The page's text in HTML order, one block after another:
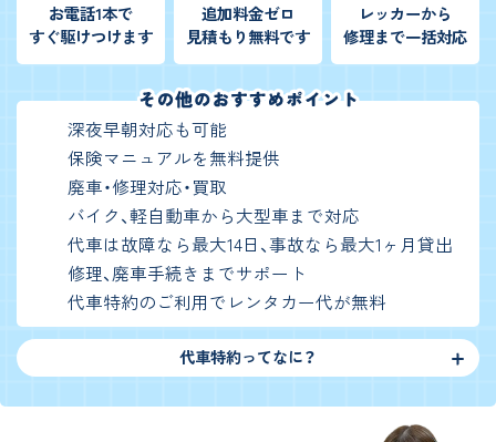
お電話1本で
すぐ駆けつけます
追加料金ゼロ
見積もり無料です
レッカーから
修理まで一括対応
深夜早朝対応も可能
保険マニュアルを無料提供
廃車・修理対応・買取
バイク、軽自動車から大型車まで対応
代車は故障なら最大14日、事故なら最大1ヶ月貸出
修理、廃車手続きまでサポート
代車特約のご利用でレンタカー代が無料
代車特約ってなに？